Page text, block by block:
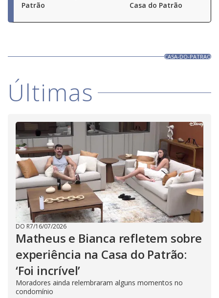
Patrão
Casa do Patrão
CASA-DO-PATRAO
Últimas
DO R7/16/07/2026
Matheus e Bianca refletem sobre
experiência na Casa do Patrão:
‘Foi incrível’
Moradores ainda relembraram alguns momentos no
condomínio